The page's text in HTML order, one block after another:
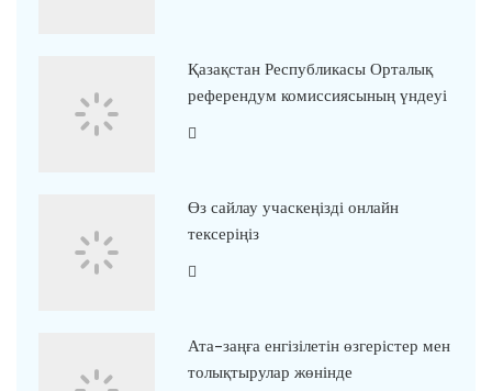
Қазақстан Республикасы Орталық
референдум комиссиясының үндеуі
Өз сайлау учаскеңізді онлайн
тексеріңіз
Ата-заңға енгізілетін өзгерістер мен
толықтырулар жөнінде